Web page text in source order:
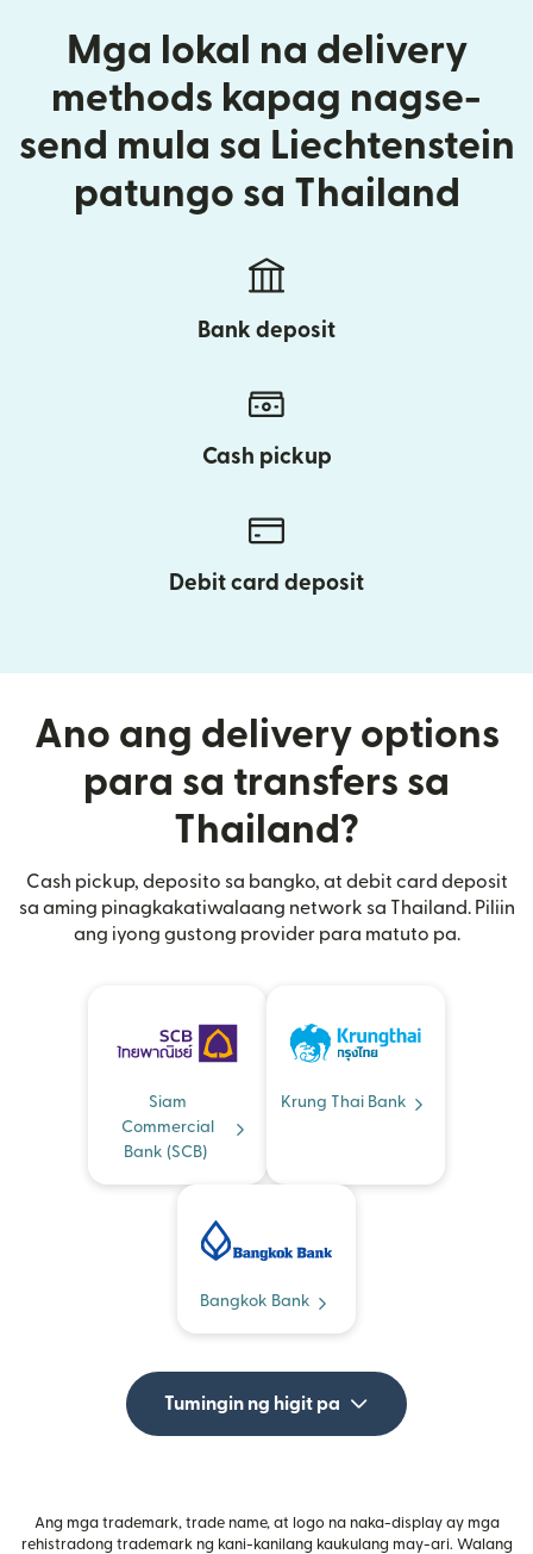
Mga lokal na delivery
methods kapag nagse-
send mula sa Liechtenstein
patungo sa Thailand
Bank deposit
Cash pickup
Debit card deposit
Ano ang delivery options
para sa transfers sa
Thailand?
Cash pickup, deposito sa bangko, at debit card deposit
sa aming pinagkakatiwalaang network sa Thailand. Piliin
ang iyong gustong provider para matuto pa.
Siam
Commercial
Bank (SCB)
Krung Thai Bank
Bangkok Bank
Tumingin ng higit pa
Ang mga trademark, trade name, at logo na naka-display ay mga
rehistradong trademark ng kani-kanilang kaukulang may-ari. Walang